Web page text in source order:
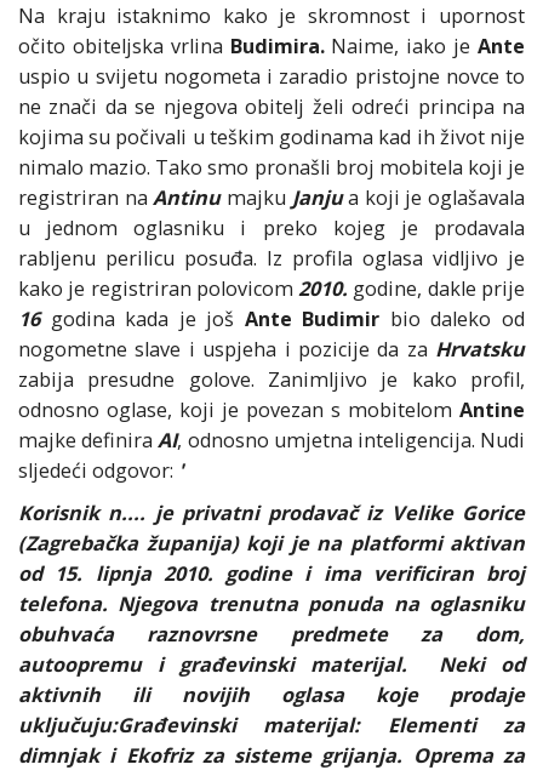
Na kraju istaknimo kako je skromnost i upornost
očito obiteljska vrlina Budimira.Naime, iako jeAnte
uspio u svijetu nogometa i zaradio pristojne novce to
ne znači da se njegova obitelj želi odreći principa na
kojima su počivali u teškim godinama kad ih život nije
nimalo mazio. Tako smo pronašli broj mobitela koji je
registriran naAntinu majku Janjua koji je oglašavala
u jednom oglasniku i preko kojeg je prodavala
rabljenu perilicu posuđa. Iz profila oglasa vidljivo je
kako je registriran polovicom2010. godine, dakle prije
16godina kada je još Ante Budimir bio daleko od
nogometne slave i uspjeha i pozicije da za Hrvatsku
zabija presudne golove. Zanimljivo je kako profil,
odnosno oglase, koji je povezan s mobitelom Antine
majke definira AI, odnosno umjetna inteligencija. Nudi
sljedeći odgovor: '
Korisnik n.... je privatni prodavač iz Velike Gorice
(Zagrebačka županija) koji je na platformi aktivan
od 15. lipnja 2010. godine i ima verificiran broj
telefona. Njegova trenutna ponuda na oglasniku
obuhvaća raznovrsne predmete za dom,
autoopremu i građevinski materijal. Neki od
aktivnih ili novijih oglasa koje prodaje
uključuju:Građevinski materijal: Elementi za
dimnjak i Ekofriz za sisteme grijanja. Oprema za